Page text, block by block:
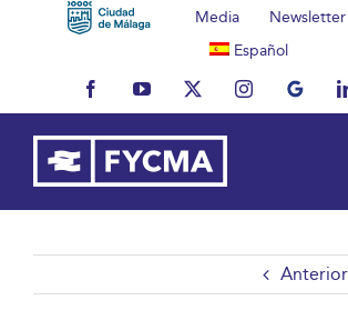
Media Newsletter
Español
FacebookYouTubeX Instagram
Anterior